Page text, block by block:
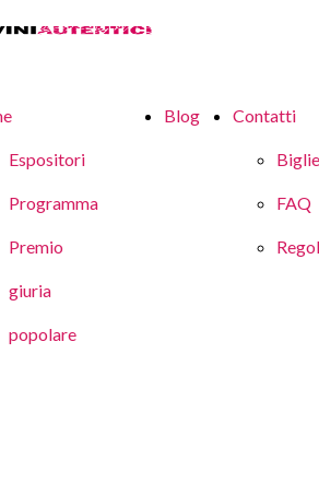
Espositori
Programma
Premio
giuria
popolare
Blog Contatti
FAQ